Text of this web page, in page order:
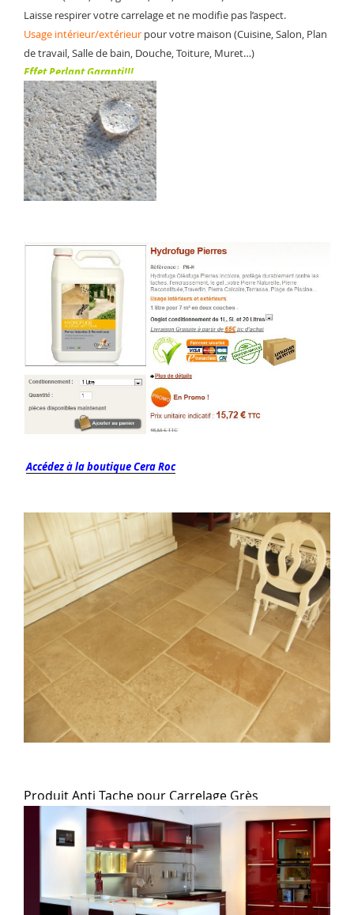
Laisse respirer votre carrelage et ne modifie pas l’aspect.
Usage intérieur/extérieur pour votre maison (Cuisine, Salon, Plan
de travail, Salle de bain, Douche, Toiture, Muret…)
Effet Perlant Garanti!!!
Accédez à la boutique Cera Roc
Produit Anti Tache pour Carrelage Grès